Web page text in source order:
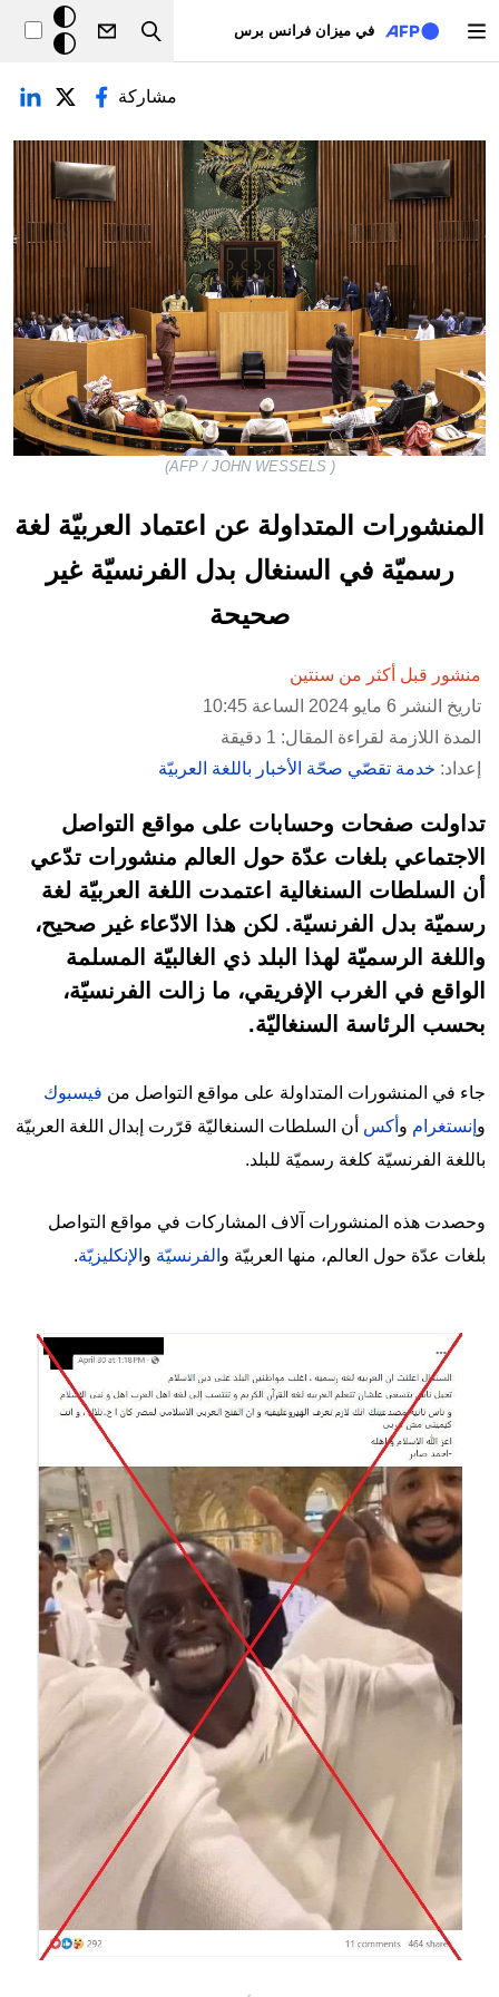
في ميزان فرانس برس
Search
خلفيّة
داكنة
التبويبات الأساسية
مشاركة
( AFP / JOHN WESSELS)
المنشورات المتداولة عن اعتماد العربيّة لغة
رسميّة في السنغال بدل الفرنسيّة غير
صحيحة
منشور قبل أكثر من سنتين
تاريخ النشر 6 مايو 2024 الساعة 10:45
المدة اللازمة لقراءة المقال: 1 دقيقة
إعداد: خدمة تقصّي صحّة الأخبار باللغة العربيّة
تداولت صفحات وحسابات على مواقع التواصل
الاجتماعي بلغات عدّة حول العالم منشورات تدّعي
أن السلطات السنغالية اعتمدت اللغة العربيّة لغة
رسميّة بدل الفرنسيّة. لكن هذا الادّعاء غير صحيح،
واللغة الرسميّة لهذا البلد ذي الغالبيّة المسلمة
الواقع في الغرب الإفريقي، ما زالت الفرنسيّة،
بحسب الرئاسة السنغاليّة.
جاء في المنشورات المتداولة على مواقع التواصل من فيسبوك
و إنستغرام و أكس أن السلطات السنغاليّة قرّرت إبدال اللغة العربيّة
باللغة الفرنسيّة كلغة رسميّة للبلد.
وحصدت هذه المنشورات آلاف المشاركات في مواقع التواصل
بلغات عدّة حول العالم، منها العربيّة و الفرنسيّة و الإنكليزيّة.
Image